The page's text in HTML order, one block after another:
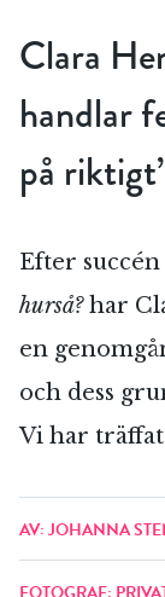
Clara
handlar
på
Efter
hurså?har
en
och dess
Vi har
AV: JOHANNA